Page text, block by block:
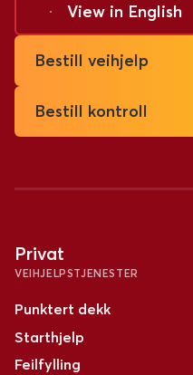
View in English
Bestill veihjelp
Bestill kontroll
Privat
VEIHJELPSTJENESTER
Punktert dekk
Starthjelp
Feilfylling